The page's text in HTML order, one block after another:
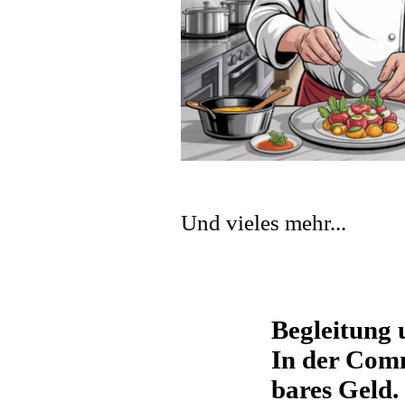
Begleitung
In der
bares Geld.
Und vieles mehr...